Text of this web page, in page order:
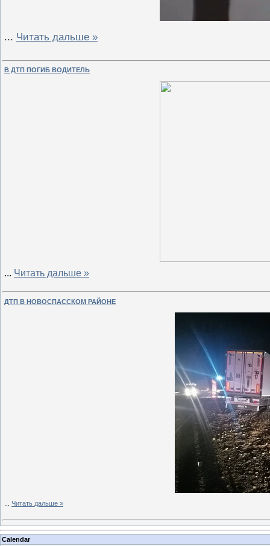
... Читать дальше »
В ДТП ПОГИБ ВОДИТЕЛЬ
... Читать дальше »
ДТП В НОВОСПАССКОМ РАЙОНЕ
Читать дальше »
Calendar